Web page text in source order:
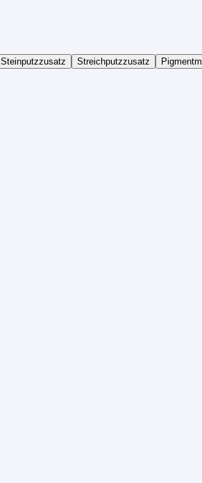
Steinputzzusatz Streichputzzusatz